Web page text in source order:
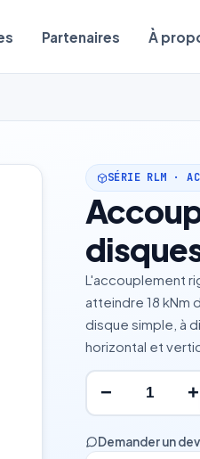
Partenaires À
SÉRIE RLM ·
L'accouplement
atteindre 18 kNm
disque simple, à
horizontal et
− +
Demander un